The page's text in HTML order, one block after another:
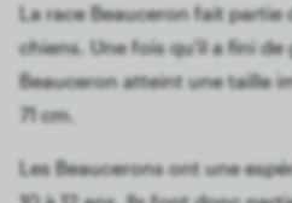
La race Beauceron fait partie
chiens. Une fois qu'il a fini de
Beauceron atteint une taille
71 cm.
Les Beaucerons ont une